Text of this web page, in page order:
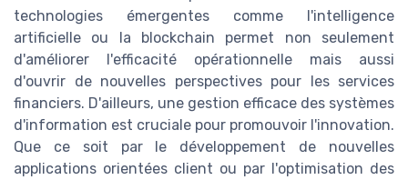
technologies émergentes comme l'intelligence
artificielle ou la blockchain permet non seulement
d'améliorer l'efficacité opérationnelle mais aussi
d'ouvrir de nouvelles perspectives pour les services
financiers. D'ailleurs, une gestion efficace des systèmes
d'information est cruciale pour promouvoir l'innovation.
Que ce soit par le développement de nouvelles
applications orientées client ou par l'optimisation des